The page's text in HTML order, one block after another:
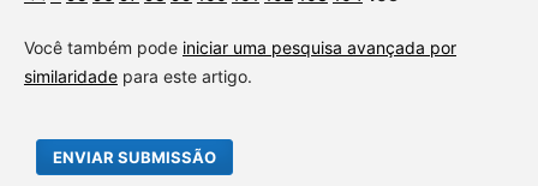
Você também pode iniciar uma pesquisa avançada por
similaridadepara este artigo.
ENVIAR SUBMISSÃO